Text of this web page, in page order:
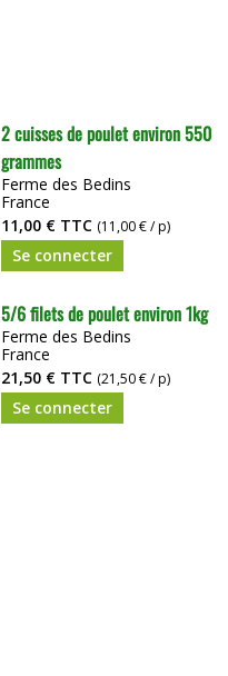
2 cuisses de poulet environ 550
grammes
Ferme des Bedins
France
11,00 € TTC (11,00 € / p)
Se connecter
5/6 filets de poulet environ 1kg
Ferme des Bedins
France
21,50 € TTC (21,50 € / p)
Se connecter